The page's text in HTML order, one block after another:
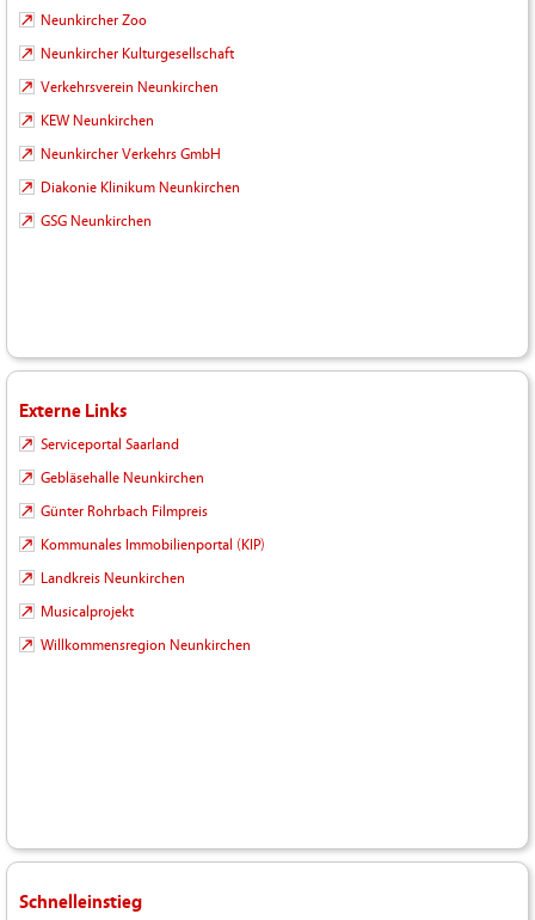
Neunkircher Zoo
Neunkircher Kulturgesellschaft
Verkehrsverein Neunkirchen
KEW Neunkirchen
Neunkircher Verkehrs GmbH
Diakonie Klinikum Neunkirchen
GSG Neunkirchen
Externe Links
Serviceportal Saarland
Gebläsehalle Neunkirchen
Günter Rohrbach Filmpreis
Kommunales Immobilienportal (KIP)
Landkreis Neunkirchen
Musicalprojekt
Willkommensregion Neunkirchen
Schnelleinstieg